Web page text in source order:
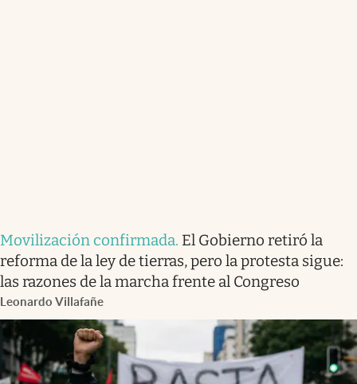
Movilización confirmada. El Gobierno retiró la
reforma de la ley de tierras, pero la protesta sigue:
las razones de la marcha frente al Congreso
Leonardo Villafañe